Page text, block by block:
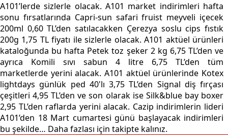
A101’lerde sizlerle olacak. A101 market indirimleri hafta
sonu fırsatlarında Capri-sun safari fruist meyveli içecek
200ml 0,60 TL’den satılacakken Çerezya soslu cips fıstık
200g 1,75 TL fiyatı ile sizlerle olacak. A101 aktüel ürünleri
kataloğunda bu hafta Petek toz şeker 2 kg 6,75 TL’den ve
ayrıca Komili sıvı sabun 4 litre 6,75 TL’den tüm
marketlerde yerini alacak. A101 aktüel ürünlerinde Kotex
lightdays günlük ped 40'lı 3,75 TL’den Signal diş fırçası
çeşitleri 4,95 TL’den ve son olarak ise Silk&blue bay boxer
2,95 TL’den raflarda yerini alacak. Cazip indirimlerin lideri
A101’den 18 Mart cumartesi günü başlayacak indirimleri
bu şekilde… Daha fazlası için takipte kalınız.